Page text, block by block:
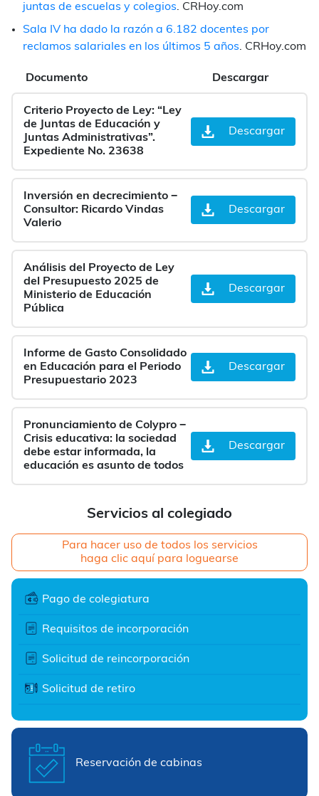
Servicios al colegiado
Para hacer uso de todos los servicios
haga clic aquí para loguearse
Pago de colegiatura
Requisitos de incorporación
Solicitud de reincorporación
Solicitud de retiro
Reservación de cabinas
juntas de escuelas y colegios. CRHoy.com
Sala IV ha dado la razón a 6.182 docentes por
reclamos salariales en los últimos 5 años. CRHoy.com
Documento Descargar
Criterio Proyecto de Ley: “Ley
de Juntas de Educación y
Juntas Administrativas”.
Expediente No. 23638
Descargar
Inversión en decrecimiento −
Consultor: Ricardo Vindas
Valerio
Descargar
Análisis del Proyecto de Ley
del Presupuesto 2025 de
Ministerio de Educación
Pública
Descargar
Informe de Gasto Consolidado
en Educación para el Periodo
Presupuestario 2023
Descargar
Pronunciamiento de Colypro −
Crisis educativa: la sociedad
debe estar informada, la
educación es asunto de todos
Descargar